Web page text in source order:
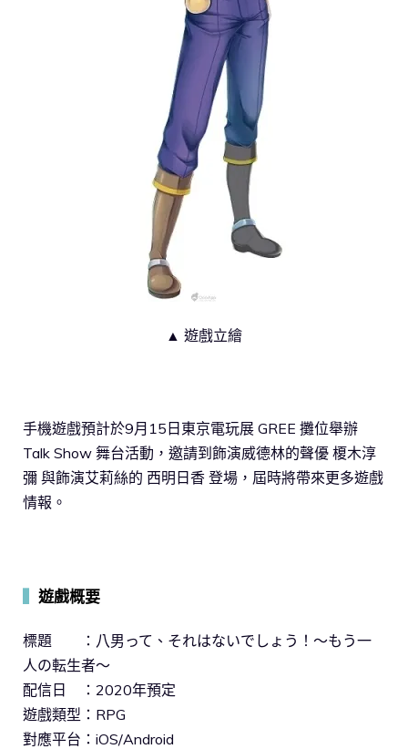
▲ 遊戲立繪
手機遊戲預計於9月15日東京電玩展 GREE 攤位舉辦
Talk Show 舞台活動，邀請到飾演威德林的聲優 榎木淳
彌 與飾演艾莉絲的 西明日香 登場，屆時將帶來更多遊戲
情報。
遊戲概要
標題 ：八男って、それはないでしょう！～もう一
人の転生者～
配信日 ：2020年預定
遊戲類型：RPG
對應平台：iOS/Android